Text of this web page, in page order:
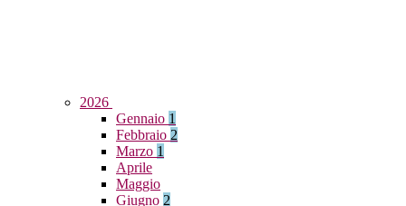
2026
Gennaio 1
Febbraio 2
Marzo 1
Aprile
Maggio
Giugno 2